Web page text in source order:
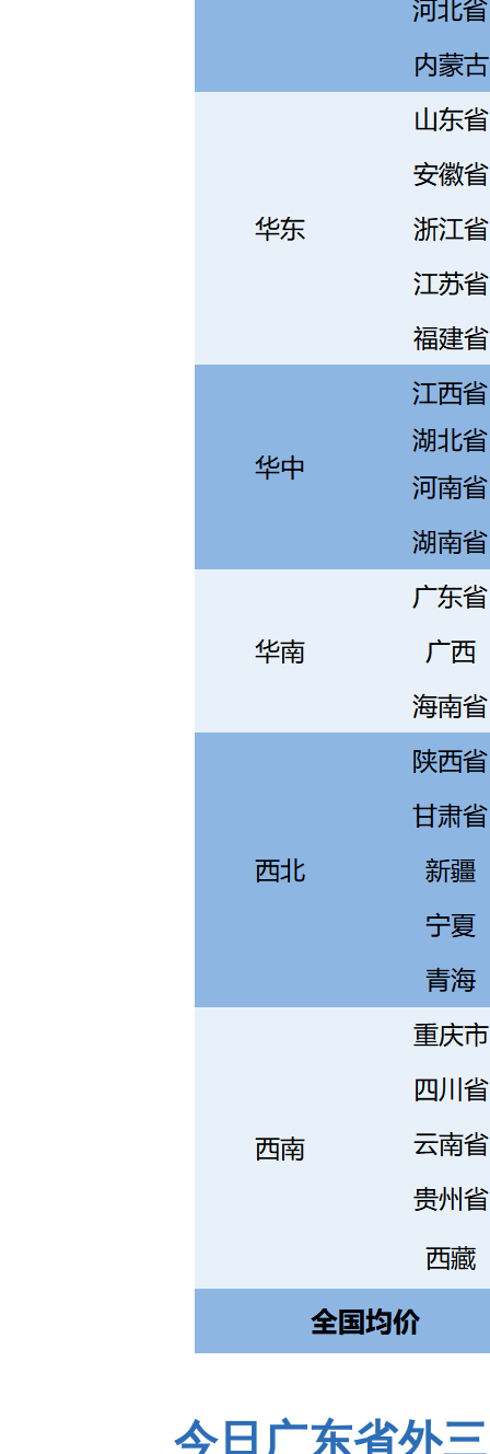
今日广东省外